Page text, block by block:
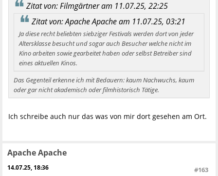
Zitat von: Filmgärtner am 11.07.25, 22:25
Zitat von: Apache Apache am 11.07.25, 03:21
Ja diese recht beliebten siebziger Festivals werden dort von jeder
Altersklasse besucht und sogar auch Besucher welche nicht im
Kino arbeiten sowie gearbeitet haben oder selbst Betreiber sind
eines aktuellen Kinos.
Das Gegenteil erkenne ich mit Bedauern: kaum Nachwuchs, kaum
oder gar nicht akademisch oder filmhistorisch Tätige.
Ich schreibe auch nur das was von mir dort gesehen am Ort.
Apache Apache
14.07.25, 18:36 #163